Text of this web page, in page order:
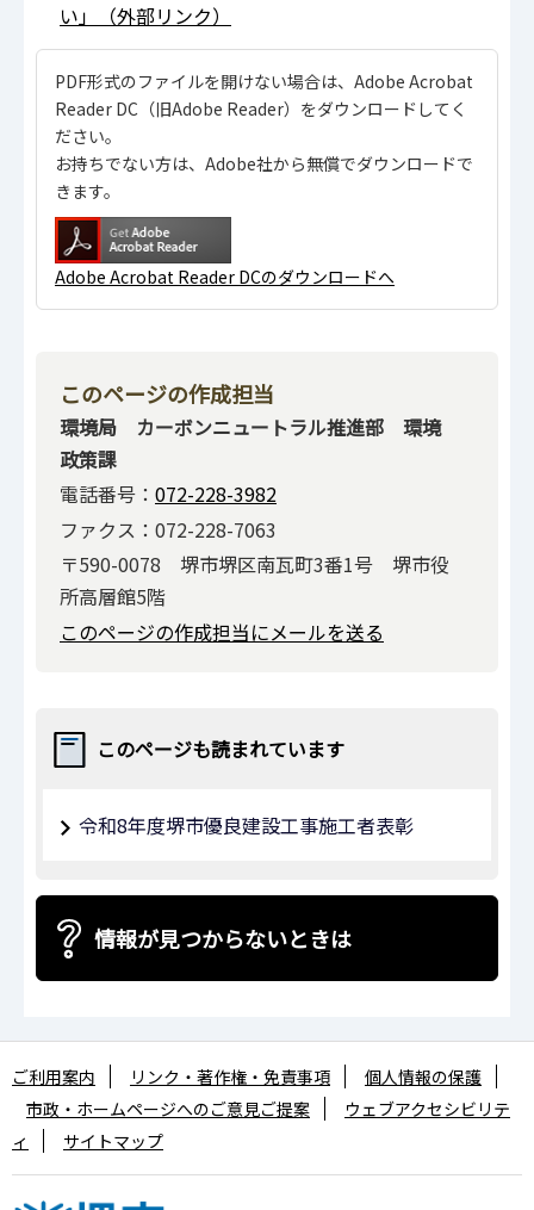
い」（外部リンク）
PDF形式のファイルを開けない場合は、Adobe Acrobat
Reader DC（旧Adobe Reader）をダウンロードしてく
ださい。
お持ちでない方は、Adobe社から無償でダウンロードで
きます。
Adobe Acrobat Reader DCのダウンロードへ
このページの作成担当
環境局 カーボンニュートラル推進部 環境
政策課
電話番号： 072-228-3982
ファクス：072-228-7063
〒590-0078 堺市堺区南瓦町3番1号 堺市役
所高層館5階
このページの作成担当にメールを送る
このページも読まれています
令和8年度堺市優良建設工事施工者表彰
情報が見つからないときは
ご利用案内 リンク・著作権・免責事項
個人情報の保護
市政・ホームページへのご意見ご提案
ウェブアクセシビリテ
ィ
サイトマップ